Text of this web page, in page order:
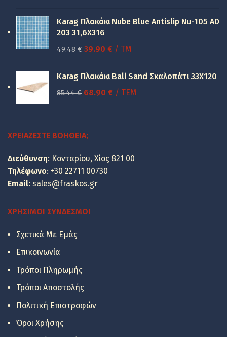
was:
150.00 €.
τιμή
100.00 €.
Karag Πλακάκι Nube Blue Antislip Nu-105 AD
203 31,6X316
49.48€ Original
was:
39.90 €Η
τιμή
είναι:
39.90 €.
/ TM
Karag Πλακάκι Bali Sand Σκαλοπάτι 33Χ120
85.44€ Original
68.90 €Η/ ΤΕΜ
ΧΡΕΙΆΖΕΣΤΕ ΒΟΉΘΕΙΑ;
Διεύθυνση: Κονταρίου, Χίος 821 00
Τηλέφωνο: +30 22711 00730
Email: sales@fraskos.gr
ΧΡΉΣΙΜΟΙ ΣΎΝΔΕΣΜΟΙ
Σχετικά Με Εμάς
Επικοινωνία
Τρόποι Πληρωμής
Τρόποι Αποστολής
Πολιτική Επιστροφών
Όροι Χρήσης